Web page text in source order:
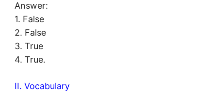
Answer:
1. False
2. False
3. True
4. True.
II. Vocabulary